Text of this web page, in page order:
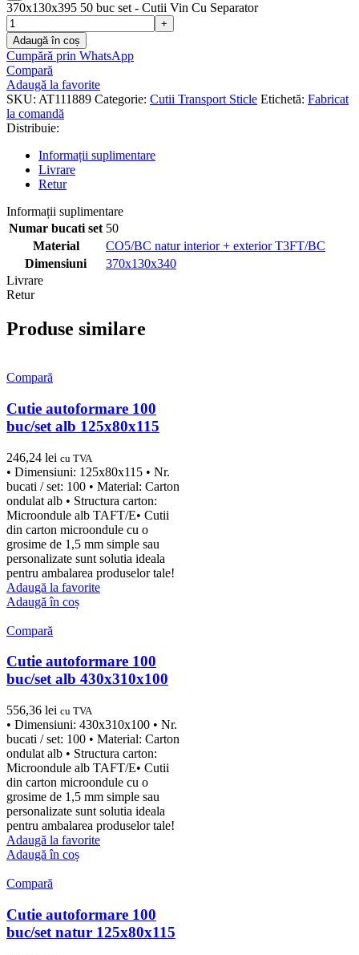
370x130x395 50 buc set - Cutii Vin Cu Separator
Adaugă în coș
Cumpără prin WhatsApp
Compară
Adaugă la favorite
SKU: AT111889 Categorie: Cutii Transport Sticle Etichetă: Fabricat
la comandă
Distribuie:
Informații suplimentare
Livrare
Retur
Informații suplimentare
Numar bucati set 50
Material
CO5/BC natur interior + exterior T3FT/BC
Dimensiuni
370x130x340
Livrare
Retur
Produse similare
Compară
Cutie autoformare 100
buc/set alb 125x80x115
246,24 lei cu TVA
• Dimensiuni: 125x80x115 • Nr.
bucati / set: 100 • Material: Carton
ondulat alb • Structura carton:
Microondule alb TAFT/E• Cutii
din carton microondule cu o
grosime de 1,5 mm simple sau
personalizate sunt solutia ideala
pentru ambalarea produselor tale!
Adaugă la favorite
Adaugă în coș
Compară
Cutie autoformare 100
buc/set alb 430x310x100
556,36 lei cu TVA
• Dimensiuni: 430x310x100 • Nr.
bucati / set: 100 • Material: Carton
ondulat alb • Structura carton:
Microondule alb TAFT/E• Cutii
din carton microondule cu o
grosime de 1,5 mm simple sau
personalizate sunt solutia ideala
pentru ambalarea produselor tale!
Adaugă la favorite
Adaugă în coș
Compară
Cutie autoformare 100
buc/set natur 125x80x115